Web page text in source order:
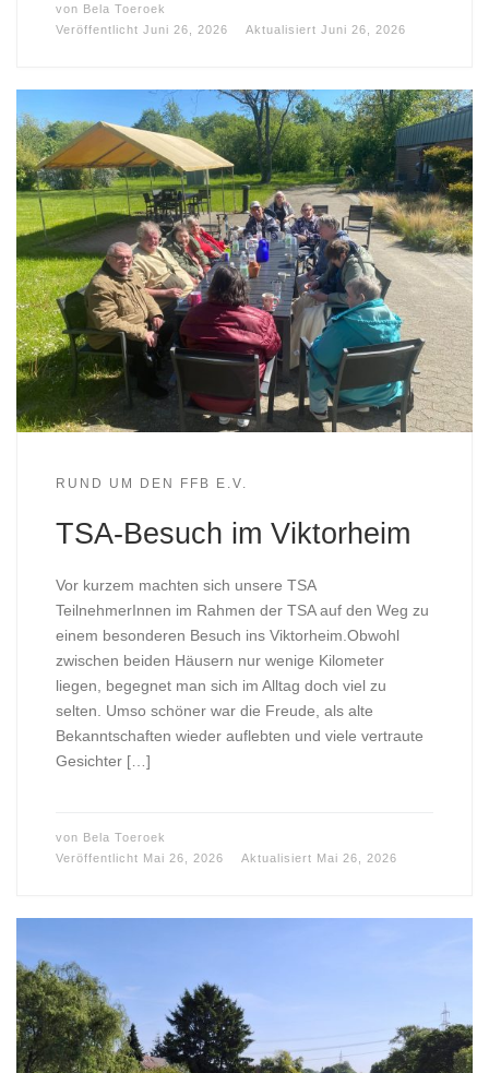
von Bela Toeroek
Veröffentlicht Juni 26, 2026 Aktualisiert Juni 26, 2026
RUND UM DEN FFB E.V.
TSA-Besuch im Viktorheim
Vor kurzem machten sich unsere TSA
TeilnehmerInnen im Rahmen der TSA auf den Weg zu
einem besonderen Besuch ins Viktorheim.Obwohl
zwischen beiden Häusern nur wenige Kilometer
liegen, begegnet man sich im Alltag doch viel zu
selten. Umso schöner war die Freude, als alte
Bekanntschaften wieder auflebten und viele vertraute
Gesichter […]
von Bela Toeroek
Veröffentlicht Mai 26, 2026 Aktualisiert Mai 26, 2026